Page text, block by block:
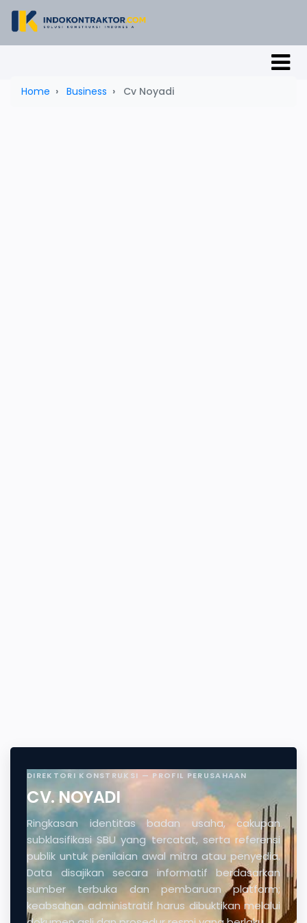
Home Business Cv Noyadi
DIREKTORI KONSTRUKSI — PROFIL PERUSAHAAN
CV. NOYADI
Ringkasan identitas badan usaha, cakupan
subklasifikasi SBU yang tercatat, serta referensi
publik untuk penilaian awal mitra atau penyedia.
Data disajikan secara informatif berdasarkan
sumber terbuka dan pembaruan platform;
keabsahan administratif harus dibuktikan melalui